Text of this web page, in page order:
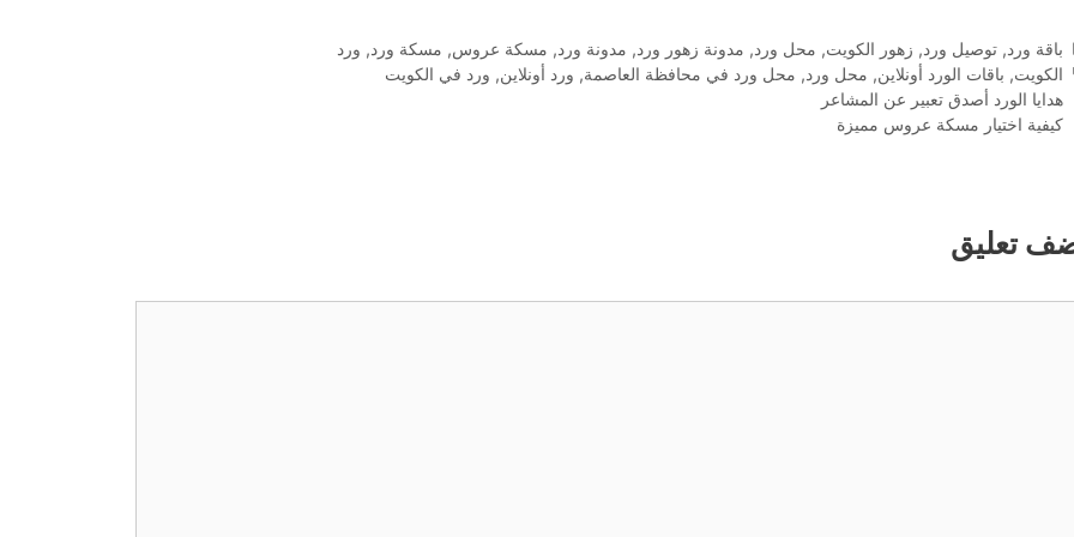
التصنيفات
باقة ورد, توصيل ورد, زهور الكويت, محل ورد, مدونة زهور ورد, مدونة ورد, مسكة عروس, مسكة ورد, ورد
الوسوم
الكويت, باقات الورد أونلاين, محل ورد, محل ورد في محافظة العاصمة, ورد أونلاين, ورد في الكويت
هدايا الورد أصدق تعبير عن المشاعر
كيفية اختيار مسكة عروس مميزة
تعليق